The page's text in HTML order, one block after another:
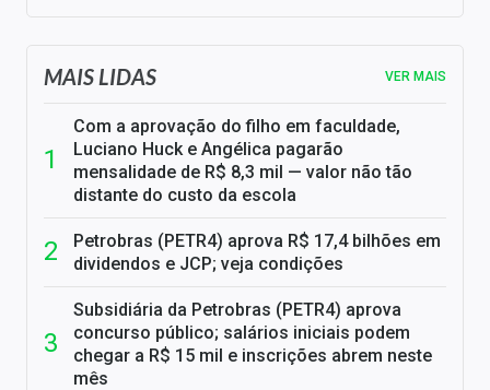
MAIS LIDAS VER MAIS
Com a aprovação do filho em faculdade,
Luciano Huck e Angélica pagarão
mensalidade de R$ 8,3 mil — valor não tão
distante do custo da escola
Petrobras (PETR4) aprova R$ 17,4 bilhões em
dividendos e JCP; veja condições
Subsidiária da Petrobras (PETR4) aprova
concurso público; salários iniciais podem
chegar a R$ 15 mil e inscrições abrem neste
mês